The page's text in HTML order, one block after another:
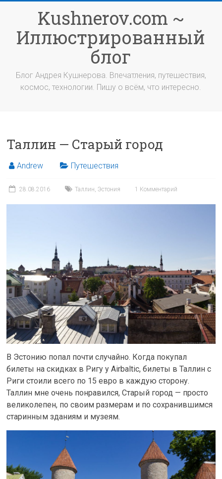
содержимомуKushnerov.com ~
Иллюстрированный
блог
Блог Андрея Кушнерова. Впечатления, путешествия,
космос, технологии. Пишу о всём, что интересно.
Таллин — Старый город
Andrew Путешествия
28.08.2016 Таллин,Эстония 1 Комментарий
В Эстонию попал почти случайно. Когда покупал
билеты на скидках в Ригу у Airbaltic, билеты в Таллин с
Риги стоили всего по 15 евро в каждую сторону.
Таллин мне очень понравился, Старый город — просто
великолепен, по своим размерам и по сохранившимся
старинным зданиям и музеям.